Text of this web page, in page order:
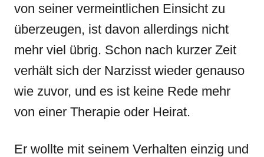
von seiner vermeintlichen Einsicht zu
überzeugen, ist davon allerdings nicht
mehr viel übrig. Schon nach kurzer Zeit
verhält sich der Narzisst wieder genauso
wie zuvor, und es ist keine Rede mehr
von einer Therapie oder Heirat.
Er wollte mit seinem Verhalten einzig und